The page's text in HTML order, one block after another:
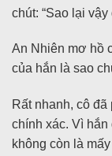
chút: “Sao lại
An Nhiên mơ hồ
của hắn là sao
Rất nhanh, cô
chính xác. Vì hắn
không còn là